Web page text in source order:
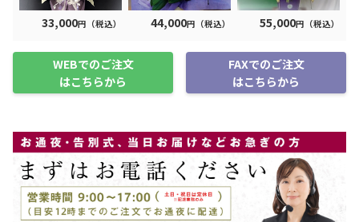
33,000円（税込） 44,000円（税込） 55,000円（税込）
WEBでのご注文
はこちらから
FAXでのご注文
はこちらから